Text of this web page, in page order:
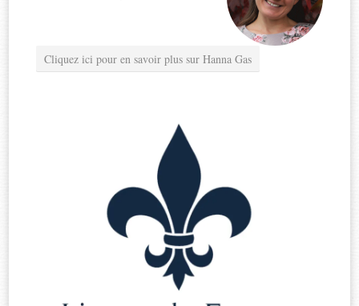
Cliquez ici pour en savoir plus sur Hanna Gas